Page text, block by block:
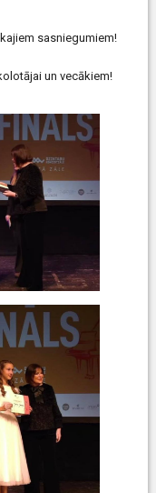
sasniegumiem!
un vecākiem!